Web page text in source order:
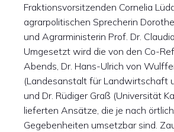
Fraktionsvorsitzenden Cornelia
agrarpolitischen Sprecherin
und Agrarministerin Prof. Dr.
Umgesetzt wird die von den Co-
Abends, Dr. Hans-Ulrich von
(Landesanstalt für Landwirtschaft
und Dr. Rüdiger Graß (Universität
lieferten Ansätze, die je nach
Gegebenheiten umsetzbar sind.